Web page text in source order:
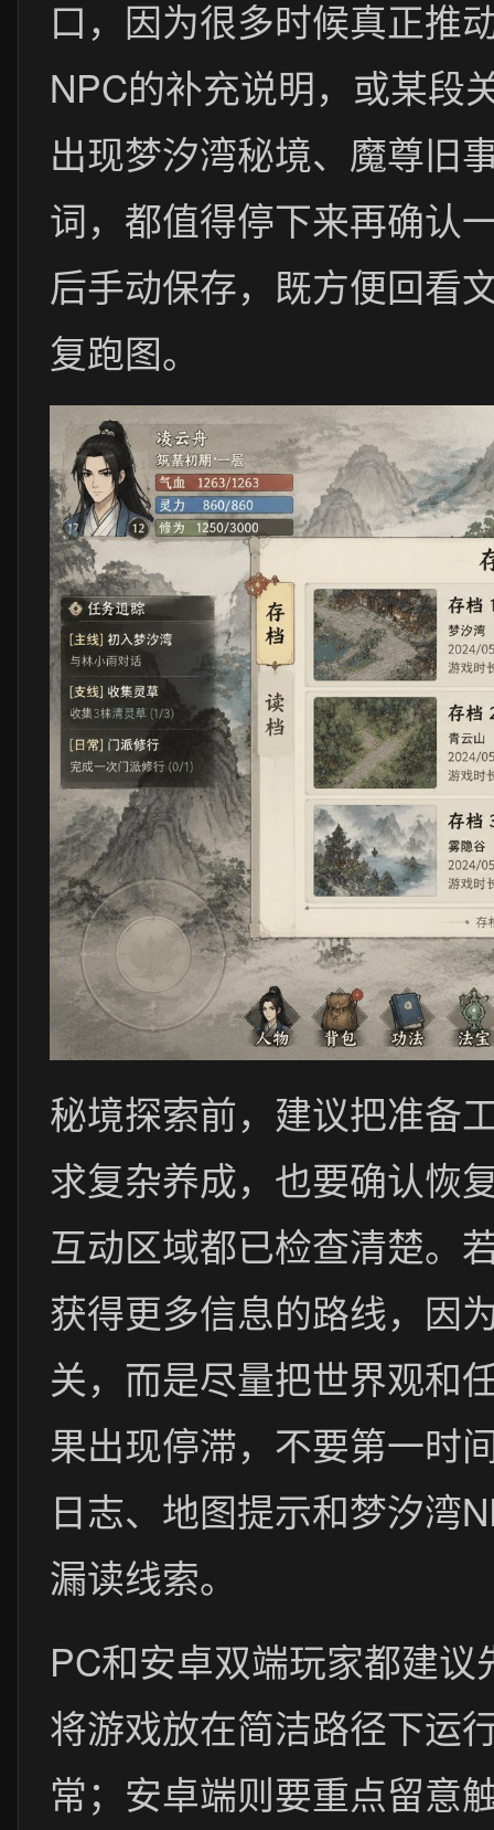
口，因为很多时候真正推
NPC的补充说明，或某段
出现梦汐湾秘境、魔尊旧
词，都值得停下来再确认
后手动保存，既方便回看
复跑图。
秘境探索前，建议把准备
求复杂养成，也要确认恢
互动区域都已检查清楚。
获得更多信息的路线，因
关，而是尽量把世界观和
果出现停滞，不要第一时
日志、地图提示和梦汐湾
漏读线索。
PC和安卓双端玩家都建
将游戏放在简洁路径下运
常；安卓端则要重点留意